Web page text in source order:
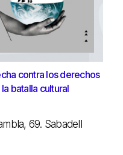
contra los derechos
batalla cultural
69. Sabadell